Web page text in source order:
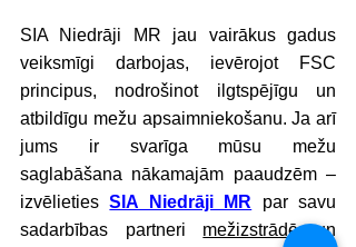
SIA Niedrāji MR jau vairākus gadus
veiksmīgi darbojas, ievērojot FSC
principus, nodrošinot ilgtspējīgu un
atbildīgu mežu apsaimniekošanu. Ja arī
jums ir svarīga mūsu mežu
saglabāšana nākamajām paaudzēm –
izvēlieties SIA Niedrāji MR par savu
sadarbības partneri mežizstrādē un